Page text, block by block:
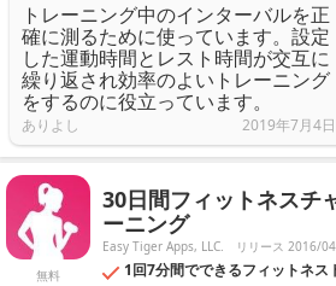
トレーニング中のインターバルを正
確に測るために使っています。設定
した運動時間とレスト時間が交互に
繰り返され効率のよいトレーニング
をするのに役立っています。
ありよし 2019年7月4日
無料
30日間フィットネスチ
ーニング
Easy Tiger Apps, LLC. リリース 2016/
1回7分間でできるフィットネス